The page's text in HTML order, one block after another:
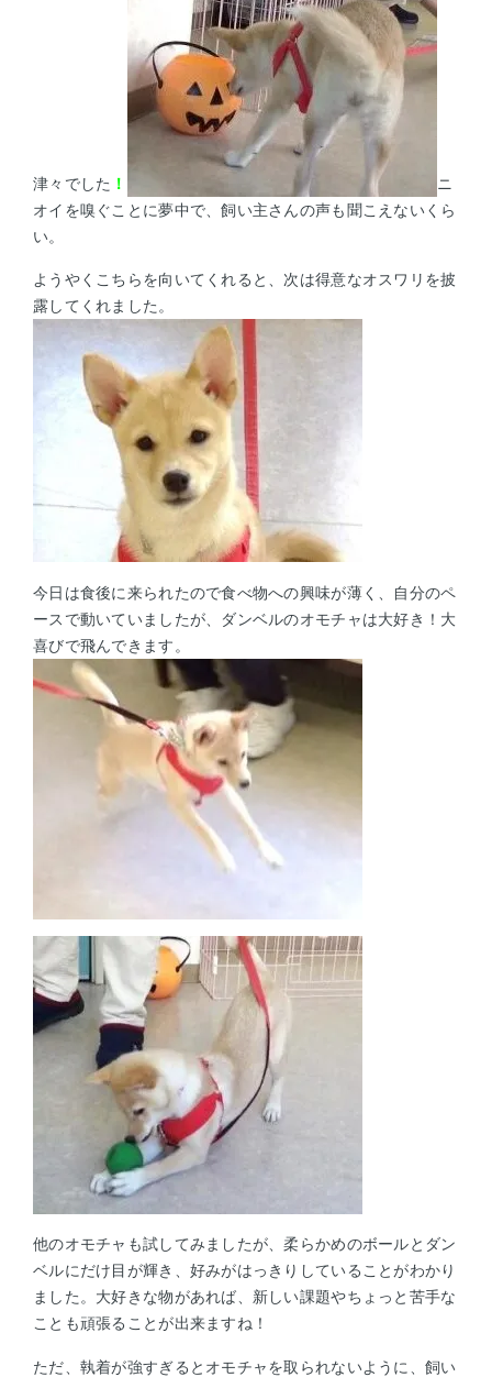
津々でした ！
ニ
オイを嗅ぐことに夢中で、飼い主さんの声も聞こえないくら
い。
ようやくこちらを向いてくれると、次は得意なオスワリを披
露してくれました。
今日は食後に来られたので食べ物への興味が薄く、自分のペ
ースで動いていましたが、
ダンベルのオモチャは大好き！大
喜びで飛んできます。
他のオモチャも試してみましたが、柔らかめのボールとダン
ベルにだけ目が輝き、好みがはっきりしていることがわかり
ました。大好きな物があれば、新しい課題やちょっと苦手な
ことも頑張ることが出来ますね！
ただ、執着が強すぎるとオモチャを取られないように、飼い